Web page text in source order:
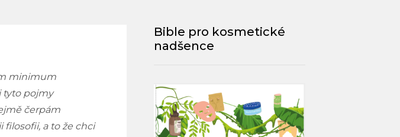
minimum
tyto pojmy
čerpám
a to že chci
Bible pro kosmetické
nadšence